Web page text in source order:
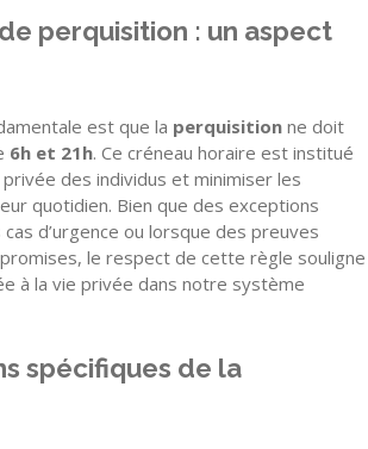
perquisition : un aspect
est que la perquisition ne doit
6h et 21h. Ce créneau horaire est institué
des individus et minimiser les
quotidien. Bien que des exceptions
d’urgence ou lorsque des preuves
le respect de cette règle souligne
à la vie privée dans notre système
spécifiques de la